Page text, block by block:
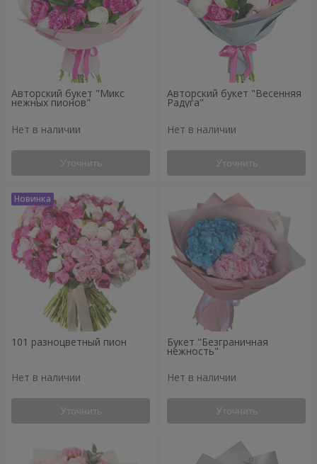
Авторский букет "Микс
нежных пионов"
Нет в наличии
Уточнить
Авторский букет "Весенняя
Радуга"
Нет в наличии
Уточнить
101 разноцветный пион
Нет в наличии
Уточнить
Букет "Безграничная
нежность"
Нет в наличии
Уточнить